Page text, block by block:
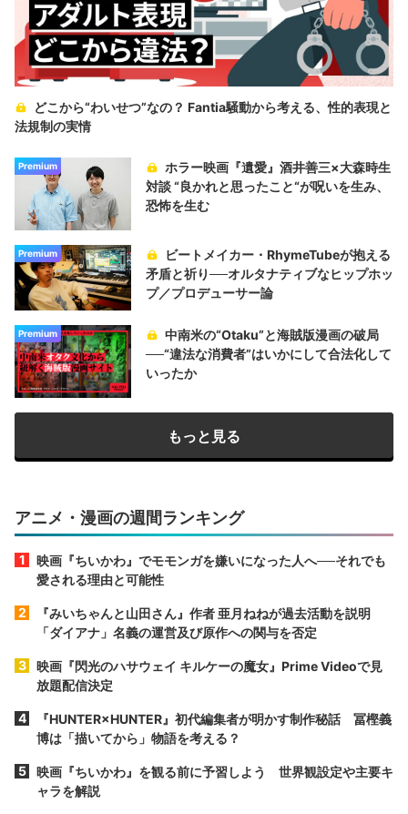
どこから“わいせつ”なの？ Fantia騒動から考える、性的表現と
法規制の実情
Premium
ホラー映画『遺愛』酒井善三×大森時生
対談 “良かれと思ったこと“が呪いを生み、
恐怖を生む
Premium
ビートメイカー・RhymeTubeが抱える
矛盾と祈り──オルタナティブなヒップホッ
プ／プロデューサー論
Premium
中南米の“Otaku”と海賊版漫画の破局
──“違法な消費者”はいかにして合法化して
いったか
もっと見る
アニメ・漫画の週間ランキング
映画『ちいかわ』でモモンガを嫌いになった人へ──それでも
愛される理由と可能性
『みいちゃんと山田さん』作者 亜月ねねが過去活動を説明
「ダイアナ」名義の運営及び原作への関与を否定
映画『閃光のハサウェイ キルケーの魔女』Prime Videoで見
放題配信決定
『HUNTER×HUNTER』初代編集者が明かす制作秘話 冨樫義
博は「描いてから」物語を考える？
映画『ちいかわ』を観る前に予習しよう 世界観設定や主要キ
ャラを解説